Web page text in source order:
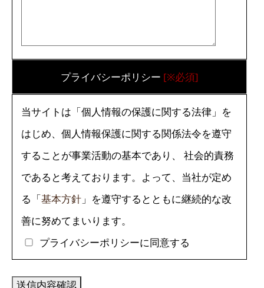
プライバシーポリシー [※必須]
当サイトは「個人情報の保護に関する法律」を
はじめ、個人情報保護に関する関係法令を遵守
することが事業活動の基本であり、 社会的責務
であると考えております。よって、当社が定め
る「基本方針 」を遵守するとともに継続的な改
善に努めてまいります。
プライバシーポリシーに同意する